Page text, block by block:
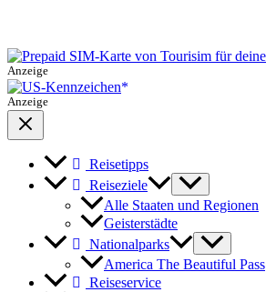
Anzeige
Anzeige
Reisetipps
Reiseziele
Alle Staaten und Regionen
Geisterstädte
Nationalparks
America The Beautiful Pass
Reiseservice